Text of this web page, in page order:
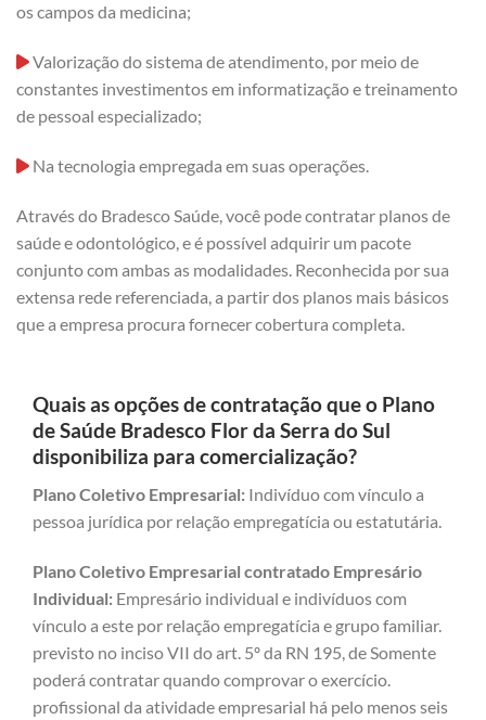
os campos da medicina;
Valorização do sistema de atendimento, por meio de
constantes investimentos em informatização e treinamento
de pessoal especializado;
Na tecnologia empregada em suas operações.
Através do Bradesco Saúde, você pode contratar planos de
saúde e odontológico, e é possível adquirir um pacote
conjunto com ambas as modalidades. Reconhecida por sua
extensa rede referenciada, a partir dos planos mais básicos
que a empresa procura fornecer cobertura completa.
Quais as opções de contratação que o Plano
de Saúde Bradesco Flor da Serra do Sul
disponibiliza para comercialização?
Plano Coletivo Empresarial: Indivíduo com vínculo a
pessoa jurídica por relação empregatícia ou estatutária.
Plano Coletivo Empresarial contratado Empresário
Individual: Empresário individual e indivíduos com
vínculo a este por relação empregatícia e grupo familiar.
previsto no inciso VII do art. 5º da RN 195, de Somente
poderá contratar quando comprovar o exercício.
profissional da atividade empresarial há pelo menos seis